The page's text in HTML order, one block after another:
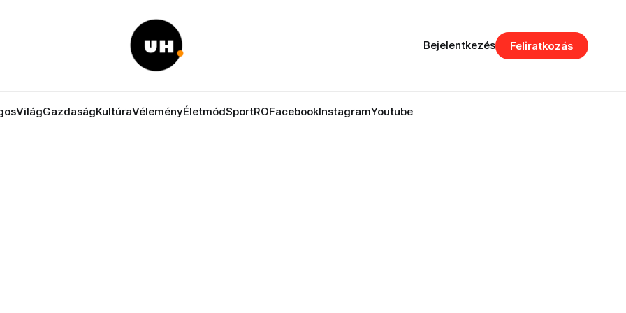
VilágGazdaságKultúraVéleményÉletmódSportROFacebookInstagramYoutube
Bejelentkezés Feliratkozás